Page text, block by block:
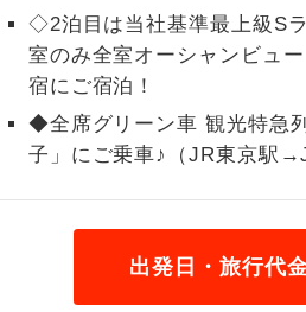
◇2泊目は当社基準最上級S
室のみ全室オーシャンビュ
宿にご宿泊！
◆全席グリーン車 観光特急
子」にご乗車♪（JR東京駅
出発日・旅行代
2名様催行
2名様から出
す。
加限定
スです。
金
ご夫婦限定
ご夫婦限定で